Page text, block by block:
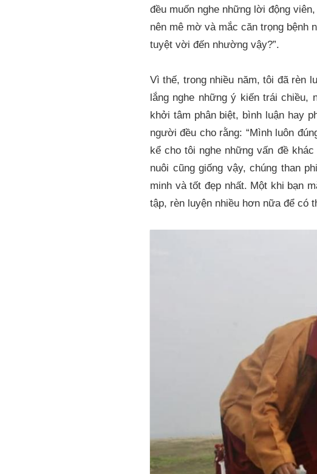
đều muốn nghe những lời động
nên mê mờ và mắc căn trọng bệnh
tuyệt vời đến nhường vậy?”.
Vì thế, trong nhiều năm, tôi đã rèn
lắng nghe những ý kiến trái chiều,
khởi tâm phân biệt, bình luận hay
người đều cho rằng: “Mình luôn
kể cho tôi nghe những vấn đề
nuôi cũng giống vậy, chúng than
minh và tốt đẹp nhất. Một khi bạn
tập, rèn luyện nhiều hơn nữa để có